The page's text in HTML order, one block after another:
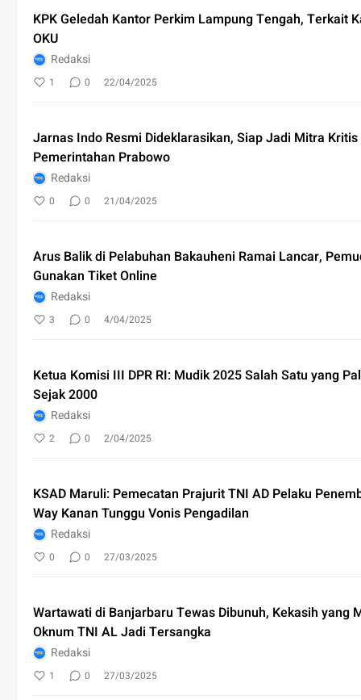
KPK Geledah Kantor Perkim Lampung Tengah, Terkait
OKU
Redaksi
1 0 22/04/2025
Jarnas Indo Resmi Dideklarasikan, Siap Jadi Mitra Kritis
Pemerintahan Prabowo
Redaksi
0 0 21/04/2025
Arus Balik di Pelabuhan Bakauheni Ramai Lancar,
Gunakan Tiket Online
Redaksi
3 0 4/04/2025
Ketua Komisi III DPR RI: Mudik 2025 Salah Satu yang
Sejak 2000
Redaksi
2 0 2/04/2025
KSAD Maruli: Pemecatan Prajurit TNI AD Pelaku
Way Kanan Tunggu Vonis Pengadilan
Redaksi
0 0 27/03/2025
Wartawati di Banjarbaru Tewas Dibunuh, Kekasih yang
Oknum TNI AL Jadi Tersangka
Redaksi
1 0 27/03/2025